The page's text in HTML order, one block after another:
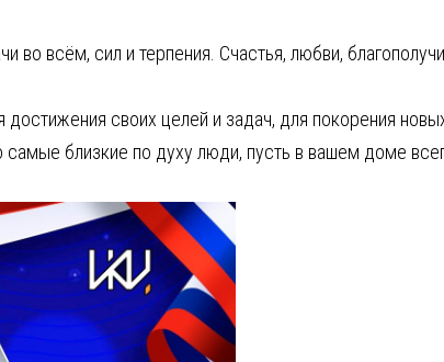
во всём, сил и терпения. Счастья, любви,
достижения своих целей и задач, для покорения
близкие по духу люди, пусть в вашем доме